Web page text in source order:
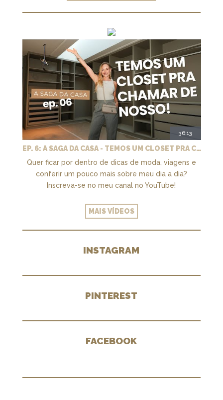
36:13
EP. 6: A SAGA DA CASA - TEMOS UM CLOSET PRA CHAMAR DE NOSSO + MARCENARIA E PAISAGISMO
Quer ficar por dentro de dicas de moda, viagens e
conferir um pouco mais sobre meu dia a dia?
Inscreva-se no meu canal no YouTube!
MAIS VÍDEOS
INSTAGRAM
PINTEREST
FACEBOOK